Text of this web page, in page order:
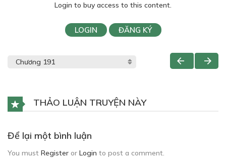
Login to buy access to this content.
LOGIN ĐĂNG KÝ
THẢO LUẬN TRUYỆN NÀY
Để lại một bình luận
You must Register or Login to post a comment.